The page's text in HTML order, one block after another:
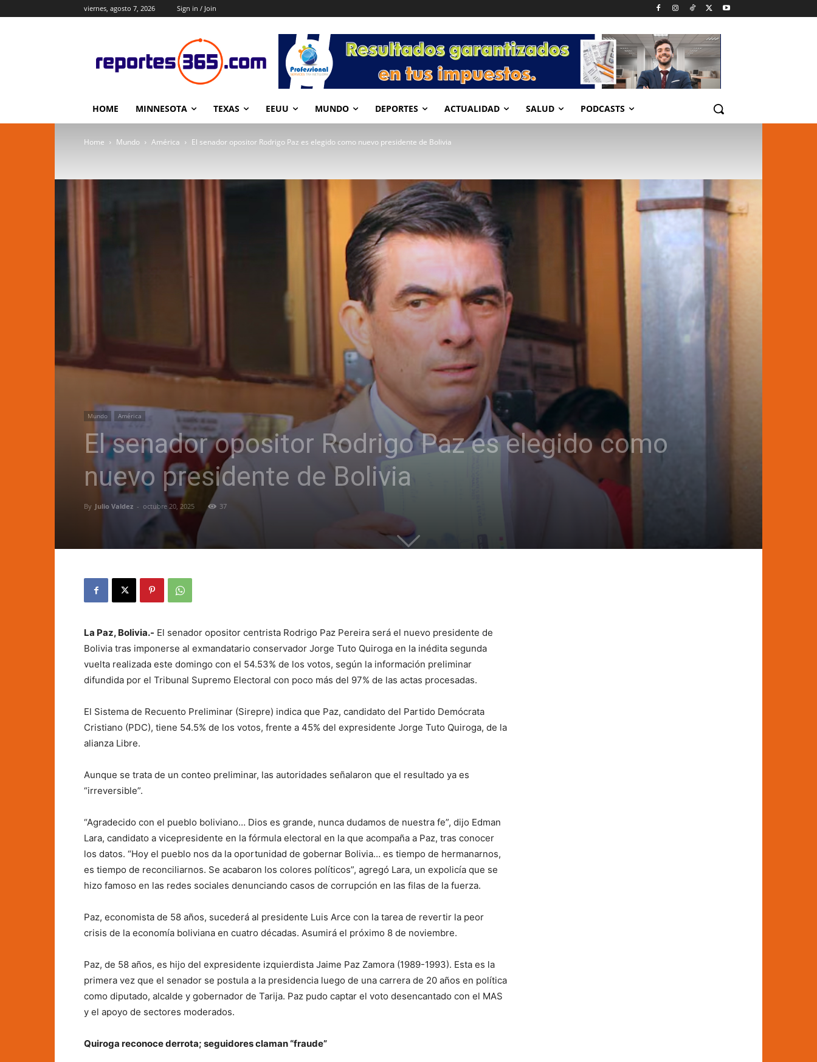
viernes, agosto 7, 2026 Sign in / Join
HOME MINNESOTA TEXAS EEUU MUNDO DEPORTES ACTUALIDAD SALUD PODCASTS
Home Mundo América El senador opositor Rodrigo Paz es elegido como nuevo presidente de Bolivia
Mundo América
El senador opositor Rodrigo Paz es elegido como
nuevo presidente de Bolivia
By Julio Valdez - octubre 20, 2025 37
La Paz, Bolivia.- El senador opositor centrista Rodrigo Paz Pereira será el nuevo presidente de
Bolivia tras imponerse al exmandatario conservador Jorge Tuto Quiroga en la inédita segunda
vuelta realizada este domingo con el 54.53% de los votos, según la información preliminar
difundida por el Tribunal Supremo Electoral con poco más del 97% de las actas procesadas.
El Sistema de Recuento Preliminar (Sirepre) indica que Paz, candidato del Partido Demócrata
Cristiano (PDC), tiene 54.5% de los votos, frente a 45% del expresidente Jorge Tuto Quiroga, de la
alianza Libre.
Aunque se trata de un conteo preliminar, las autoridades señalaron que el resultado ya es
“irreversible”.
“Agradecido con el pueblo boliviano… Dios es grande, nunca dudamos de nuestra fe”, dijo Edman
Lara, candidato a vicepresidente en la fórmula electoral en la que acompaña a Paz, tras conocer
los datos. “Hoy el pueblo nos da la oportunidad de gobernar Bolivia… es tiempo de hermanarnos,
es tiempo de reconciliarnos. Se acabaron los colores políticos”, agregó Lara, un expolicía que se
hizo famoso en las redes sociales denunciando casos de corrupción en las filas de la fuerza.
Paz, economista de 58 años, sucederá al presidente Luis Arce con la tarea de revertir la peor
crisis de la economía boliviana en cuatro décadas. Asumirá el próximo 8 de noviembre.
Paz, de 58 años, es hijo del expresidente izquierdista Jaime Paz Zamora (1989-1993). Esta es la
primera vez que el senador se postula a la presidencia luego de una carrera de 20 años en política
como diputado, alcalde y gobernador de Tarija. Paz pudo captar el voto desencantado con el MAS
y el apoyo de sectores moderados.
Quiroga reconoce derrota; seguidores claman “fraude”